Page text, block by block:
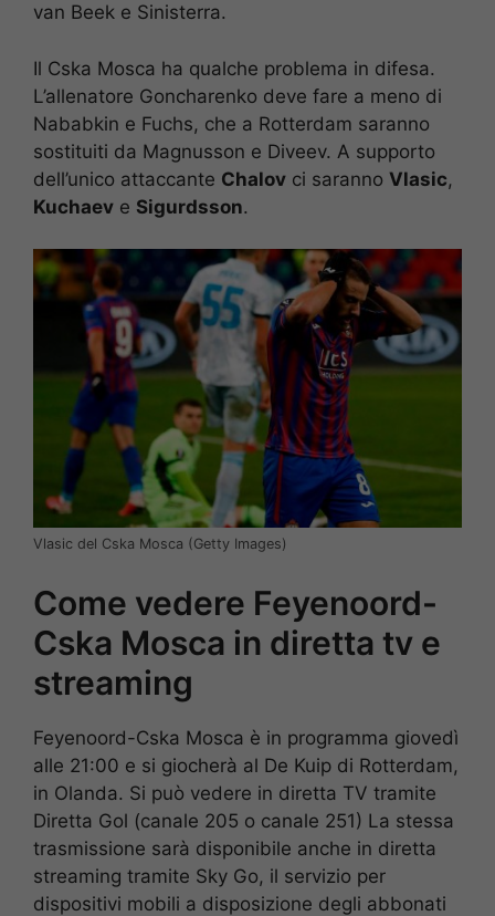
van Beek e Sinisterra.
Il Cska Mosca ha qualche problema in difesa.
L’allenatore Goncharenko deve fare a meno di
Nababkin e Fuchs, che a Rotterdam saranno
sostituiti da Magnusson e Diveev. A supporto
dell’unico attaccante Chalov ci saranno Vlasic,
Kuchaev e Sigurdsson.
Vlasic del Cska Mosca (Getty Images)
Come vedere Feyenoord-
Cska Mosca in diretta tv e
streaming
Feyenoord-Cska Mosca è in programma giovedì
alle 21:00 e si giocherà al De Kuip di Rotterdam,
in Olanda. Si può vedere in diretta TV tramite
Diretta Gol (canale 205 o canale 251) La stessa
trasmissione sarà disponibile anche in diretta
streaming tramite Sky Go, il servizio per
dispositivi mobili a disposizione degli abbonati